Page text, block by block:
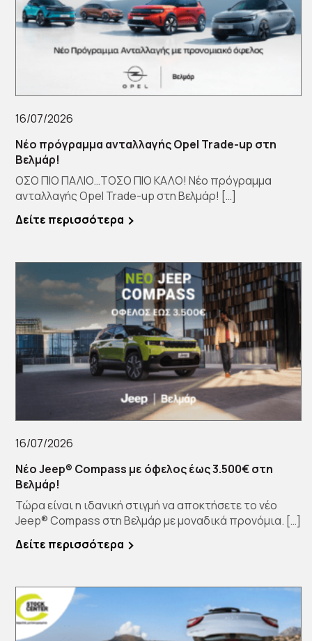
16/07/2026
Νέο πρόγραμμα ανταλλαγής Opel Trade-up στη
Βελμάρ!
ΟΣΟ ΠΙΟ ΠΑΛΙΟ…ΤΟΣΟ ΠΙΟ ΚΑΛΟ! Νέο πρόγραμμα
ανταλλαγής Opel Trade-up στη Βελμάρ! […]
Δείτε περισσότερα
16/07/2026
Νέο Jeep® Compass με όφελος έως 3.500€ στη
Βελμάρ!
Τώρα είναι η ιδανική στιγμή να αποκτήσετε το νέο
Jeep® Compass στη Βελμάρ με μοναδικά προνόμια. […]
Δείτε περισσότερα